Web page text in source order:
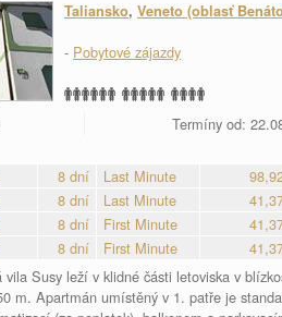
Taliansko, Veneto (oblasť
- Pobytové zájazdy
Termíny od:
8 dní Last Minute
8 dní Last Minute
8 dní First Minute
8 dní First Minute
vila Susy leží v klidné části letoviska v
m. Apartmán umístěný v 1. patře je